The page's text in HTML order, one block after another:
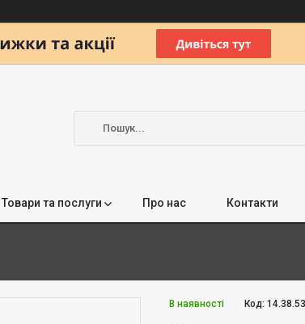
Товари та послуги Про нас Контакти
В наявності Код: